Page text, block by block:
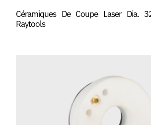
Céramiques De Coupe Laser Dia.
Raytools